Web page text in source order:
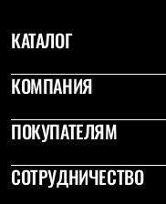
КАТАЛОГ
КОМПАНИЯ
ПОКУПАТЕЛЯМ
СОТРУДНИЧЕСТВО